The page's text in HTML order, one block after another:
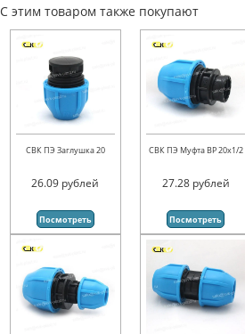
С этим товаром также покупают
СВК ПЭ Заглушка 20
26.09 рублей
Посмотреть
СВК ПЭ Муфта ВР 20х1/2
27.28 рублей
Посмотреть